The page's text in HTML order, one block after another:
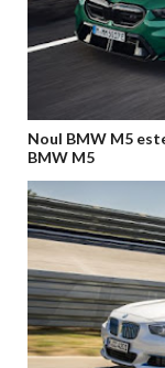
Noul BMW M5
BMW M5